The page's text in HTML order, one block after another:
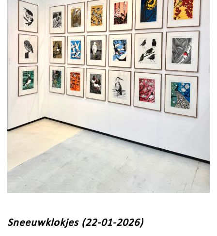
Sneeuwklokjes (22-01-2026)